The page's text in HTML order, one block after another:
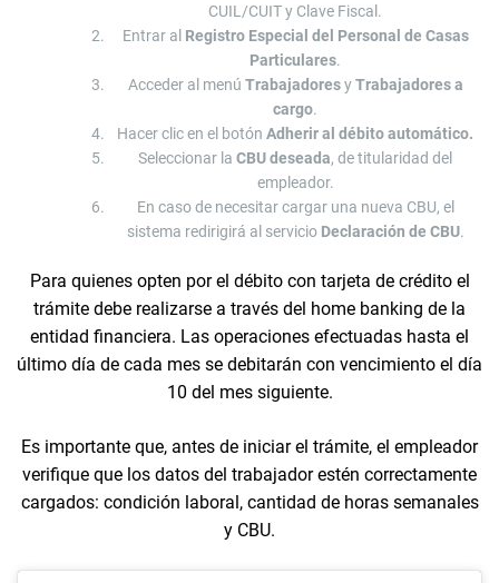
CUIL/CUIT y Clave Fiscal.
Entrar al Registro Especial del Personal de Casas
Particulares.
Acceder al menú TrabajadoresyTrabajadores a
cargo.
Hacer clic en el botón Adherir al débito automático.
Seleccionar la CBU deseada, de titularidad del
empleador.
En caso de necesitar cargar una nueva CBU, el
sistema redirigirá al servicio Declaración de CBU.
Para quienes opten por el débito con tarjeta de crédito el
trámite debe realizarse a través del home banking de la
entidad financiera. Las operaciones efectuadas hasta el
último día de cada mes se debitarán con vencimiento el día
10 del mes siguiente.
Es importante que, antes de iniciar el trámite, el empleador
verifique que los datos del trabajador estén correctamente
cargados: condición laboral, cantidad de horas semanales
y CBU.